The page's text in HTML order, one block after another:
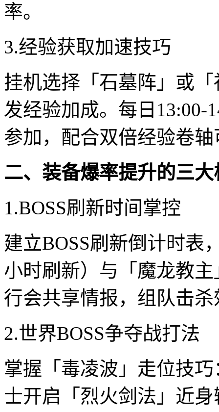
率。
3.经验获取加速技巧
挂机选择「石墓阵」或
发经验加成。每日13:00-
参加，配合双倍经验卷
二、装备爆率提升的三
1.BOSS刷新时间掌控
建立BOSS刷新倒计时表
小时刷新）与「魔龙教
行会共享情报，组队击杀
2.世界BOSS争夺战打法
掌握「毒凌波」走位技
士开启「烈火剑法」近